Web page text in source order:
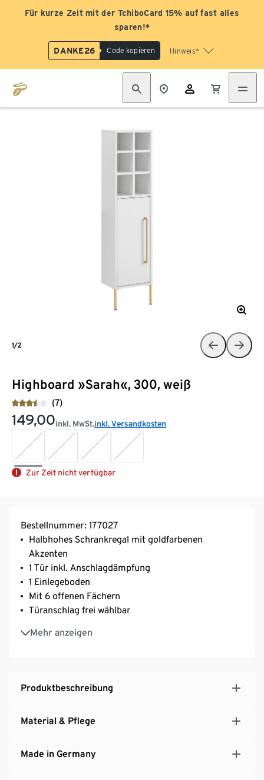
Für kurze Zeit mit der TchiboCard 15% auf fast alles
sparen!*
DANKE26 Code kopieren Hinweis*
Highboard »Sarah«, 300, weiß
(7)
149,00inkl. MwSt.inkl. Versandkosten
Zur Zeit nicht verfügbar
1/2
Bestellnummer: 177027
Halbhohes Schrankregal mit goldfarbenen
Akzenten
1 Tür inkl. Anschlagdämpfung
1 Einlegeboden
Mit 6 offenen Fächern
Türanschlag frei wählbar
Mehr anzeigen
Hängende Montage möglich
Hersteller: Schildmeyer
Produktbeschreibung
Material & Pflege
Made in Germany